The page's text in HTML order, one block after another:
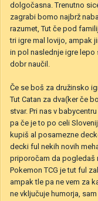
dolgočasna. Trenutno
zagrabi bomo najbrž
razumet, Tut če pod
tri igre mal lovijo, ampak
in pol naslednje igre
dobr naučil.
Če se boš za družinsko
Tut Catan za dva(ker če
stvar. Pri nas v
pa če je to po celi
kupiš al posamezne
decki ful nekih novih
priporočam da pogledaš
Pokemon TCG je tut ful
ampak tle pa ne vem za
ne vključuje humorja,